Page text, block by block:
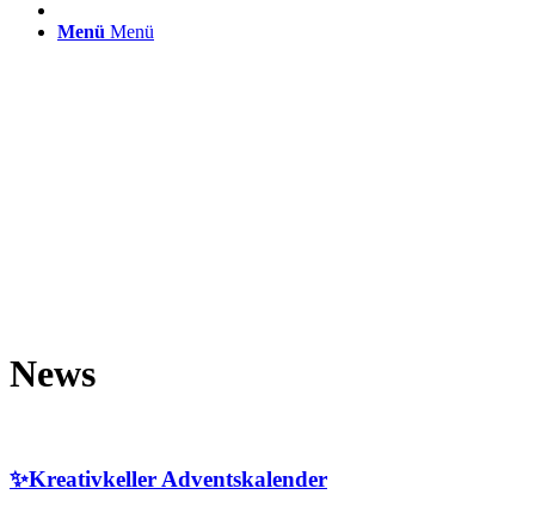
Menü Menü
News
✨Kreativkeller Adventskalender